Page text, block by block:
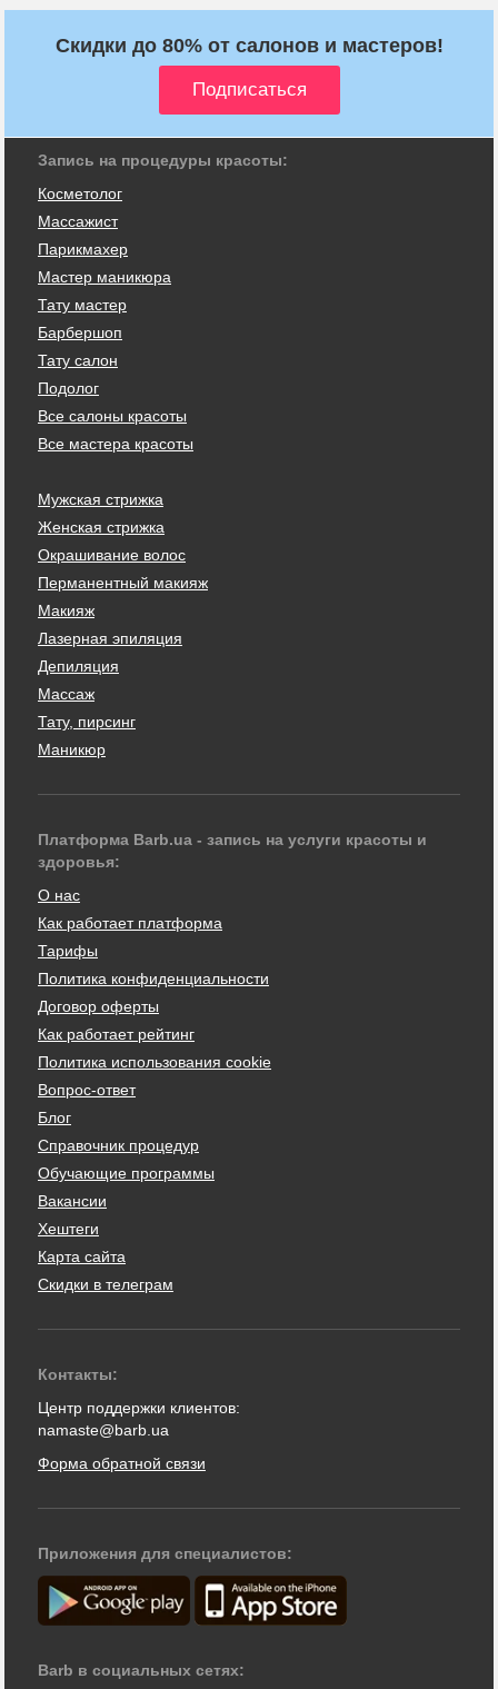
Скидки до 80% от салонов и мастеров!
Запись на процедуры красоты:
Косметолог
Массажист
Парикмахер
Мастер маникюра
Тату мастер
Барбершоп
Тату салон
Подолог
Все салоны красоты
Все мастера красоты
Мужская стрижка
Женская стрижка
Окрашивание волос
Перманентный макияж
Макияж
Лазерная эпиляция
Депиляция
Массаж
Тату, пирсинг
Маникюр
Платформа Barb.ua - запись на услуги красоты и
здоровья:
О нас
Как работает платформа
Тарифы
Политика конфиденциальности
Договор оферты
Как работает рейтинг
Политика использования cookie
Вопрос-ответ
Блог
Справочник процедур
Обучающие программы
Вакансии
Хештеги
Карта сайта
Скидки в телеграм
Контакты:
Центр поддержки клиентов:
namaste@barb.ua
Форма обратной связи
Приложения для специалистов:
Barb в социальных сетях: